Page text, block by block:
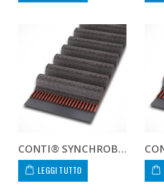
CONTI® SYNCHROBELT 100XL031
LEGGI TUTTO